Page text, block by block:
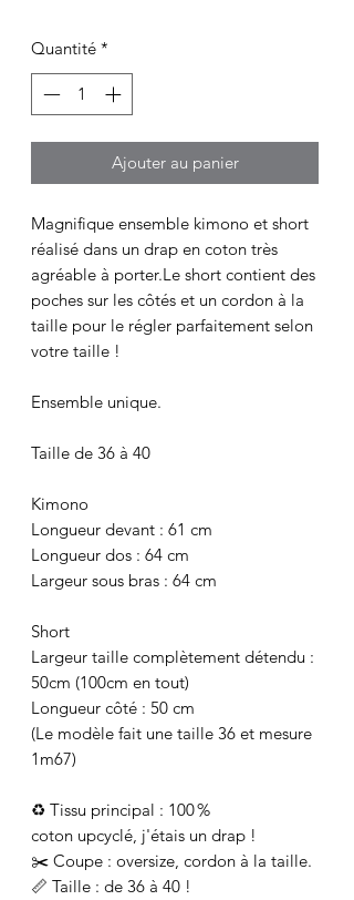
Quantité *
Ajouter au panier
Magnifique ensemble kimono et short
réalisé dans un drap en coton très
agréable à porter.Le short contient des
poches sur les côtés et un cordon à la
taille pour le régler parfaitement selon
votre taille !
Ensemble unique.
Taille de 36 à 40
Kimono
Longueur devant : 61 cm
Longueur dos : 64 cm
Largeur sous bras : 64 cm
Short
Largeur taille complètement détendu :
50cm (100cm en tout)
Longueur côté : 50 cm
(Le modèle fait une taille 36 et mesure
1m67)
♻️ Tissu principal : 100 %
coton upcyclé, j'étais un drap !
✂️ Coupe : oversize, cordon à la taille.
📏 Taille : de 36 à 40 !